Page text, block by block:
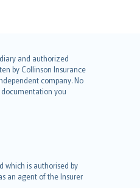
and authorized
by Collinson Insurance
company. No
documentation you
which is authorised by
an agent of the Insurer